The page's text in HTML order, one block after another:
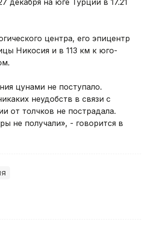
декабря на юге Турции в 17.21
центра, его эпицентр
Никосия и в 113 км к юго-
цунами не поступало.
неудобств в связи с
от толчков не пострадала.
не получали», - говорится в